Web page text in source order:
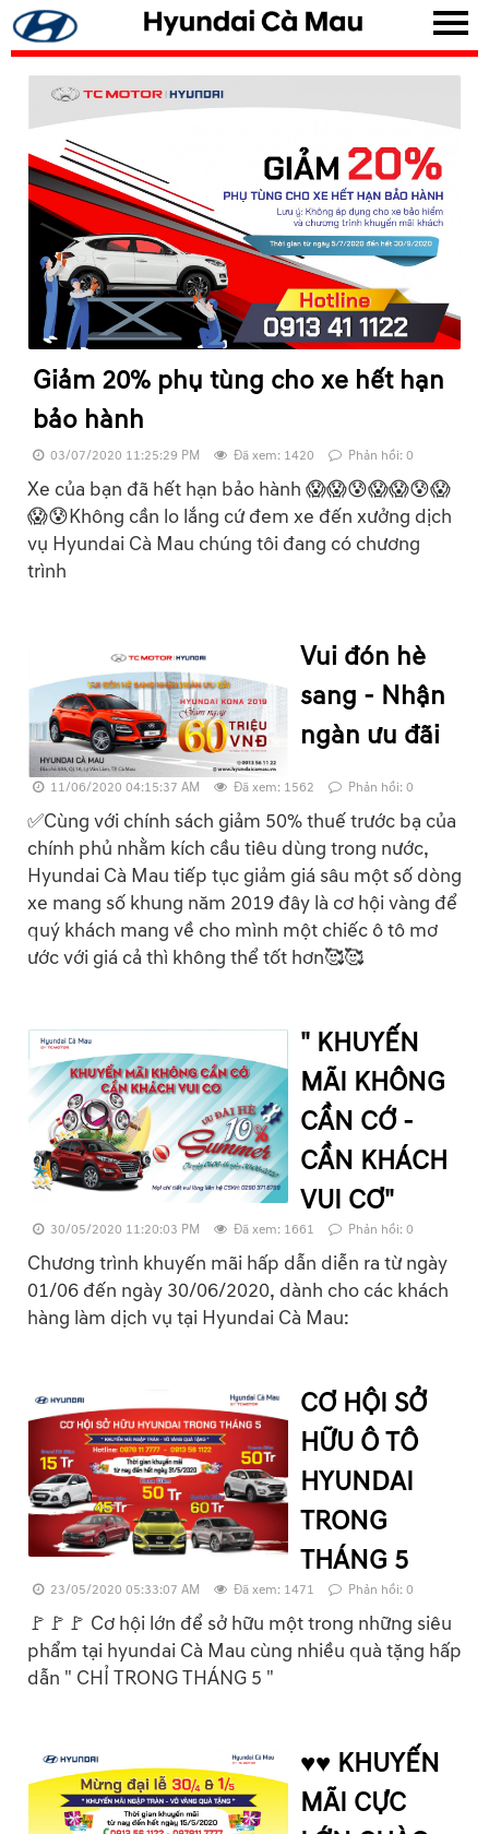
Giảm 20% phụ tùng cho xe hết hạn
bảo hành
03/07/2020 11:25:29 PM Đã xem: 1420 Phản hồi: 0
Xe của bạn đã hết hạn bảo hành 😱😱😰😱😱😰😱
😱😰Không cần lo lắng cứ đem xe đến xưởng dịch
vụ Hyundai Cà Mau chúng tôi đang có chương
trình
Vui đón hè
sang - Nhận
ngàn ưu đãi
11/06/2020 04:15:37 AM Đã xem: 1562 Phản hồi: 0
✅Cùng với chính sách giảm 50% thuế trước bạ của
chính phủ nhằm kích cầu tiêu dùng trong nước,
Hyundai Cà Mau tiếp tục giảm giá sâu một số dòng
xe mang số khung năm 2019 đây là cơ hội vàng để
quý khách mang về cho mình một chiếc ô tô mơ
ước với giá cả thì không thể tốt hơn🥰🥰
" KHUYẾN
MÃI KHÔNG
CẦN CỚ -
CẦN KHÁCH
VUI CƠ"
30/05/2020 11:20:03 PM Đã xem: 1661 Phản hồi: 0
Chương trình khuyến mãi hấp dẫn diễn ra từ ngày
01/06 đến ngày 30/06/2020, dành cho các khách
hàng làm dịch vụ tại Hyundai Cà Mau:
CƠ HỘI SỞ
HỮU Ô TÔ
HYUNDAI
TRONG
THÁNG 5
23/05/2020 05:33:07 AM Đã xem: 1471 Phản hồi: 0
🚩🚩🚩 Cơ hội lớn để sở hữu một trong những siêu
phẩm tại hyundai Cà Mau cùng nhiều quà tặng hấp
dẫn " CHỈ TRONG THÁNG 5 "
♥️♥️ KHUYẾN
MÃI CỰC